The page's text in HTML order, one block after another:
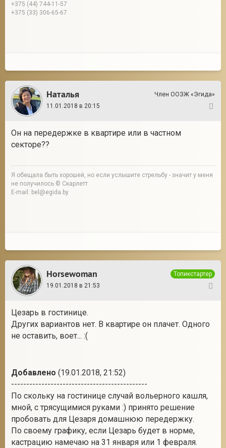
+375 (44) 744-11-57
+375 (33) 306-65-67
Наталья
Член ООЗЖ «Эгида»
11.01.2018 в 20:15
Он на передержке в квартире или в частном
секторе??
Я обещала быть хорошей, но если услышите стрельбу - значит у меня
не получилось © Скарлетт
E-mail: bel@egida.by
Horsewoman
Топикстартер
19.01.2018 в 21:53
Цезарь в гостинице.
Других вариантов нет. В квартире он плачет. Одного
не оставить, воет... :(
Добавлено (19.01.2018, 21:52)
---------------------------------------------
По скольку на гостинице случай вольерного кашля,
мной, с трясущимися руками :) принято решение
пробовать для Цезаря домашнюю передержку.
По своему графику, если Цезарь будет в норме,
кастрацию намечаю на 31 января или 1 февраля.